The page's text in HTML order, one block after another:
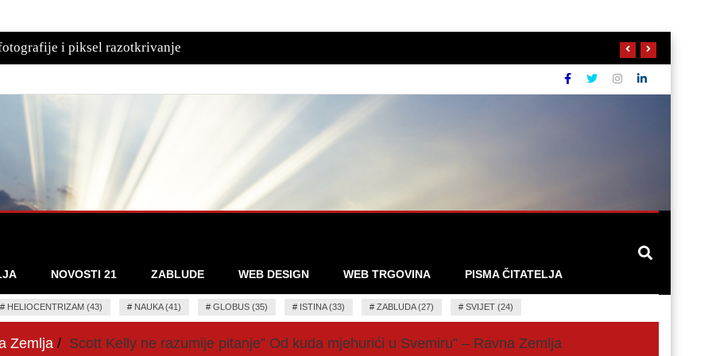
i piksel razotkrivanje
NOVOSTI 21 ZABLUDE WEB DESIGN WEB TRGOVINA PISMA ČITATELJA
# HELIOCENTRIZAM (43) # NAUKA (41) # GLOBUS (35) # ISTINA (33) # ZABLUDA (27) # SVIJET (24)
Zemlja Scott Kelly ne razumije pitanje” Od kuda mjehurići u Svemiru” – Ravna Zemlja